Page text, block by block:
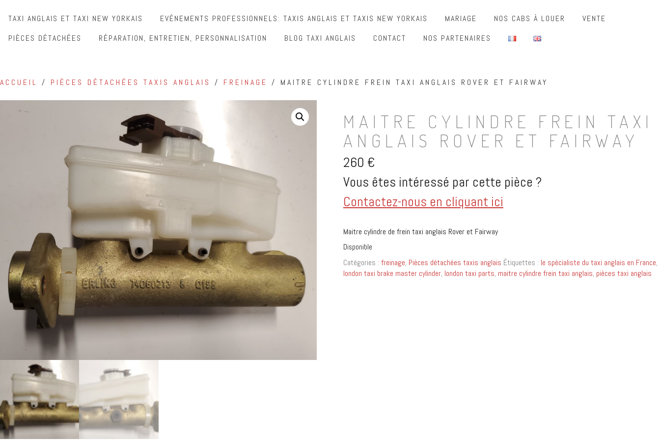
TAXI ANGLAIS ET TAXI NEW YORKAIS EVÉNEMENTS PROFESSIONNELS: TAXIS ANGLAIS ET TAXIS NEW YORKAIS MARIAGE NOS CABS À LOUER
VENTE
PIÈCES DÉTACHÉES
RÉPARATION, ENTRETIEN, PERSONNALISATION BLOG TAXI ANGLAIS CONTACT NOS PARTENAIRES
ACCUEIL / PIÈCES DÉTACHÉES TAXIS ANGLAIS / FREINAGE / MAITRE CYLINDRE FREIN TAXI ANGLAIS ROVER ET FAIRWAY
MAITRE CYLINDRE FREIN TAXI
ANGLAIS ROVER ET FAIRWAY
260 €
Vous êtes intéressé par cette pièce ?
Contactez-nous en cliquant ici
Maitre cylindre de frein taxi anglais Rover et Fairway
Disponible
Catégories : freinage, Pièces détachées taxis anglais Étiquettes : le spécialiste du taxi anglais en France,
london taxi brake master cylinder, london taxi parts, maitre cylindre frein taxi anglais, pièces taxi anglais